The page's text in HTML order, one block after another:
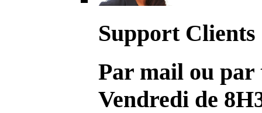
Support Clients
Par mail ou par
Vendredi de